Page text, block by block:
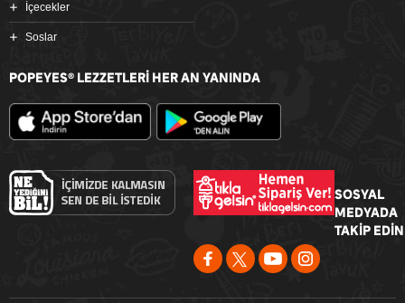
İçecekler
Soslar
POPEYES® LEZZETLERİ HER AN YANINDA
SOSYAL
MEDYADA
TAKİP EDİN